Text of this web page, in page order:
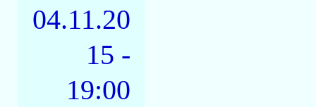
04.11.20
15 -
19:00